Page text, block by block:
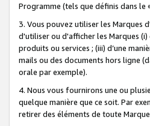
Programme (tels que définis dans le
3. Vous pouvez utiliser les Marques
d'utiliser ou d'afficher les Marques
produits ou services ; (iii) d’une
mails ou des documents hors ligne
orale par exemple).
4. Nous vous fournirons une ou
quelque manière que ce soit. Par
retirer des éléments de toute